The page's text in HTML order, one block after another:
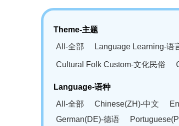
Theme-主题
All-全部
Language Learning-语
Cultural Folk Custom-文化民俗
Language-语种
All-全部
Chinese(ZH)-中文
German(DE)-德语